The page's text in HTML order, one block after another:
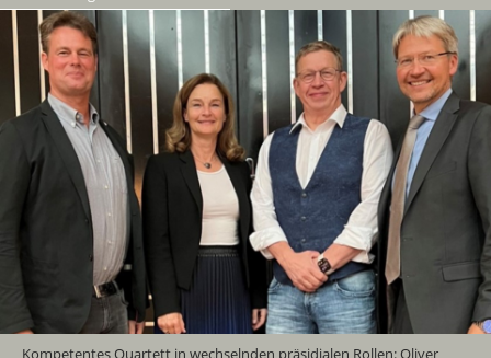
Kompetentes Quartett in wechselnden präsidialen Rollen: Oliver